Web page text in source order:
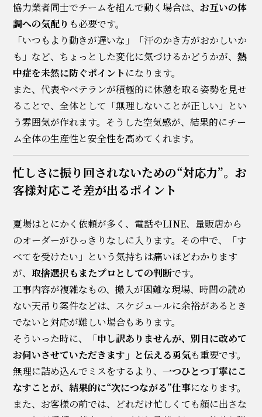
協力業者同士でチームを組んで動く場合は、お互いの体
調への気配り も必要です。
「いつもより動きが遅いな」「汗のかき方がおかしいか
も」など、ちょっとした変化に気づけるかどうかが、熱
中症を未然に防ぐポイント になります。
また、代表やベテランが積極的に休憩を取る姿勢を見せ
ることで、全体として「無理しないことが正しい」とい
う雰囲気が作れます。そうした空気感が、結果的にチー
ム全体の生産性と安全性を高めてくれます。
忙しさに振り回されないための“対応力”。お
客様対応こそ差が出るポイント
夏場はとにかく依頼が多く、電話やLINE、量販店から
のオーダーがひっきりなしに入ります。その中で、「す
べてを受けたい」という気持ちは痛いほどわかります
が、取捨選択もまたプロとしての判断です。
工事内容が複雑なもの、搬入が困難な現場、時間の読め
ない天吊り案件などは、スケジュールに余裕があるとき
でないと対応が難しい場合もあります。
そういった時に、
「申し訳ありませんが、別日に改めて
お伺いさせていただきます」と伝える勇気も重要です。
無理に詰め込んでミスをするより、一つひとつ丁寧にこ
なすことが、結果的に“次につながる”仕事になります。
また、お客様の前では、どれだけ忙しくても顔に出さな